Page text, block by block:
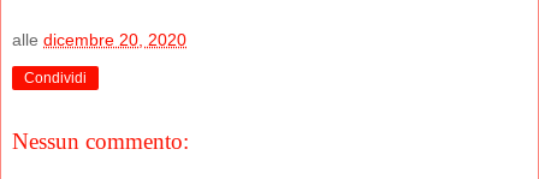
alle dicembre 20, 2020
Condividi
Nessun commento: